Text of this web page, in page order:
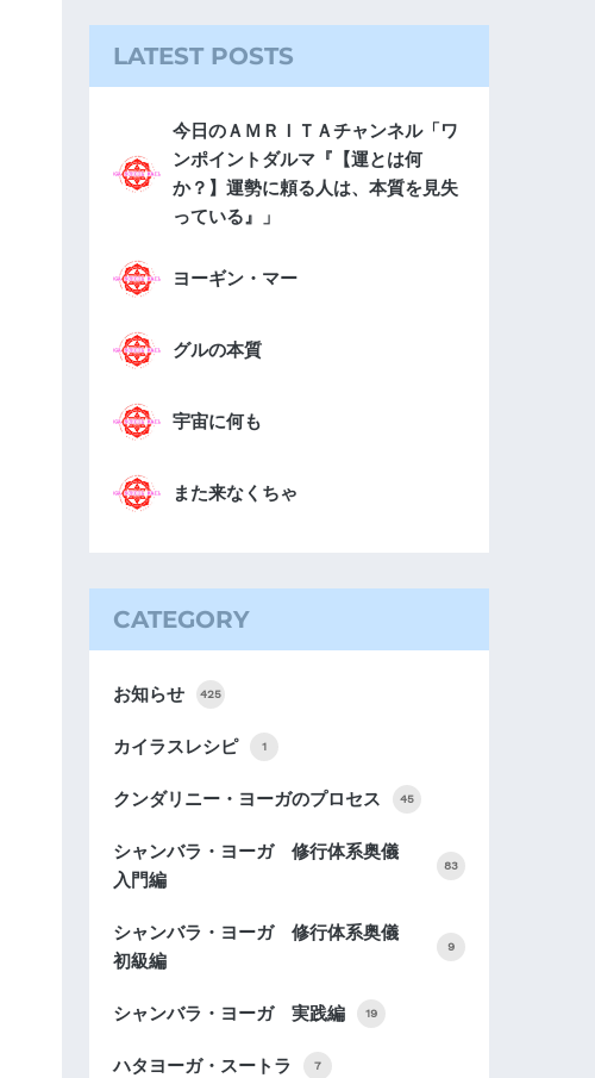
LATEST POSTS
今日のＡＭＲＩＴＡチャンネル「ワ
ンポイントダルマ『【運とは何
か？】運勢に頼る人は、本質を見失
っている』」
ヨーギン・マー
グルの本質
宇宙に何も
また来なくちゃ
CATEGORY
お知らせ 425
カイラスレシピ 1
クンダリニー・ヨーガのプロセス 45
シャンバラ・ヨーガ 修行体系奥儀
入門編
83
シャンバラ・ヨーガ 修行体系奥儀
初級編
9
シャンバラ・ヨーガ 実践編 19
ハタヨーガ・スートラ 7